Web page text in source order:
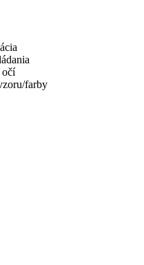
očí
farby